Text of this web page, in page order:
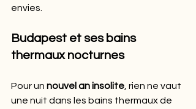
envies.
Budapest et ses bains
thermaux nocturnes
Pour un nouvel an insolite , rien ne vaut
une nuit dans les bains thermaux de